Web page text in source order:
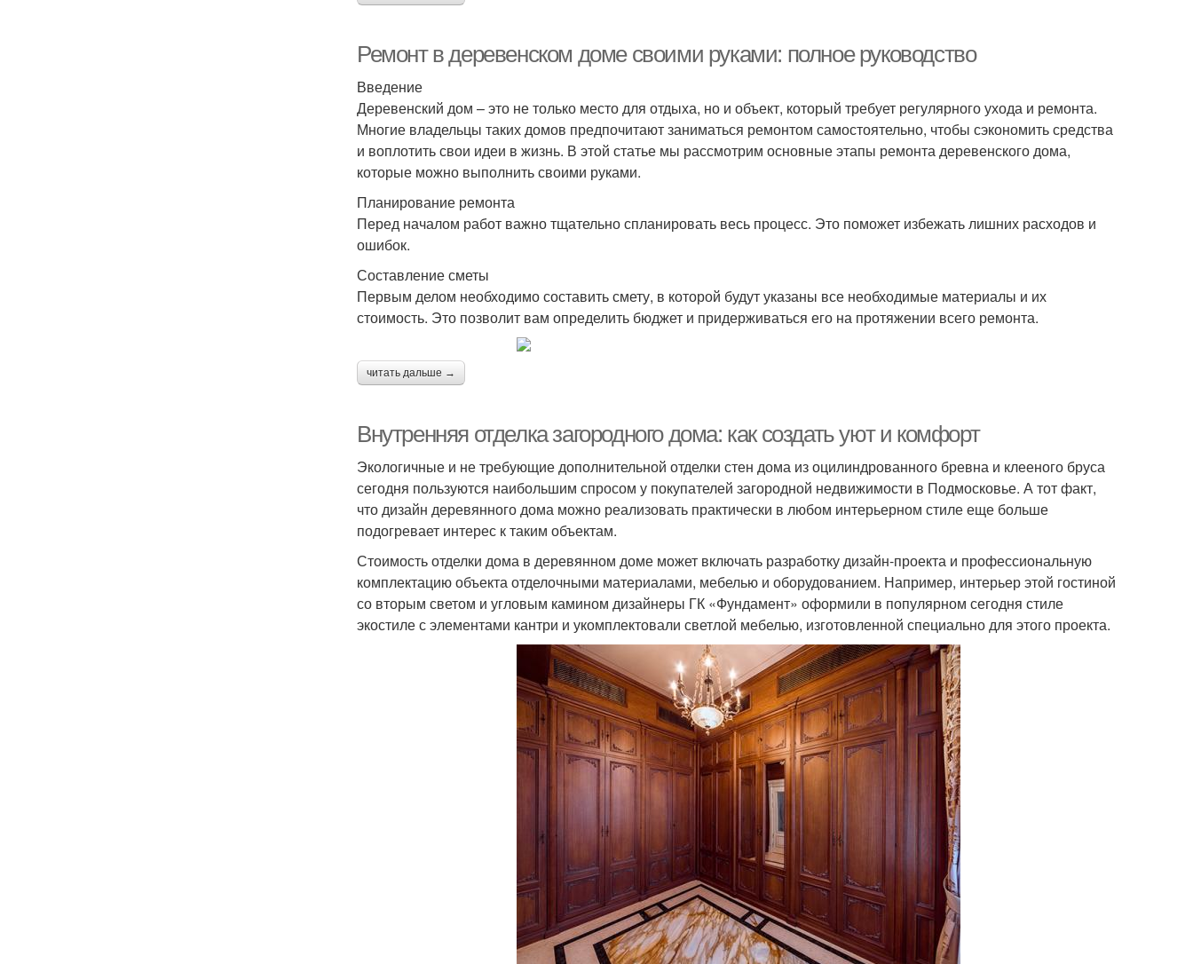
Ремонт в деревенском доме своими руками: полное руководство
Введение
Деревенский дом – это не только место для отдыха, но и объект, который требует регулярного ухода и ремонта.
Многие владельцы таких домов предпочитают заниматься ремонтом самостоятельно, чтобы сэкономить средства
и воплотить свои идеи в жизнь. В этой статье мы рассмотрим основные этапы ремонта деревенского дома,
которые можно выполнить своими руками.
Планирование ремонта
Перед началом работ важно тщательно спланировать весь процесс. Это поможет избежать лишних расходов и
ошибок.
Составление сметы
Первым делом необходимо составить смету, в которой будут указаны все необходимые материалы и их
стоимость. Это позволит вам определить бюджет и придерживаться его на протяжении всего ремонта.
читать дальше →
Внутренняя отделка загородного дома: как создать уют и комфорт
Экологичные и не требующие дополнительной отделки стен дома из оцилиндрованного бревна и клееного бруса
сегодня пользуются наибольшим спросом у покупателей загородной недвижимости в Подмосковье. А тот факт,
что дизайн деревянного дома можно реализовать практически в любом интерьерном стиле еще больше
подогревает интерес к таким объектам.
Стоимость отделки дома в деревянном доме может включать разработку дизайн-проекта и профессиональную
комплектацию объекта отделочными материалами, мебелью и оборудованием. Например, интерьер этой гостиной
со вторым светом и угловым камином дизайнеры ГК «Фундамент» оформили в популярном сегодня стиле
экостиле с элементами кантри и укомплектовали светлой мебелью, изготовленной специально для этого проекта.